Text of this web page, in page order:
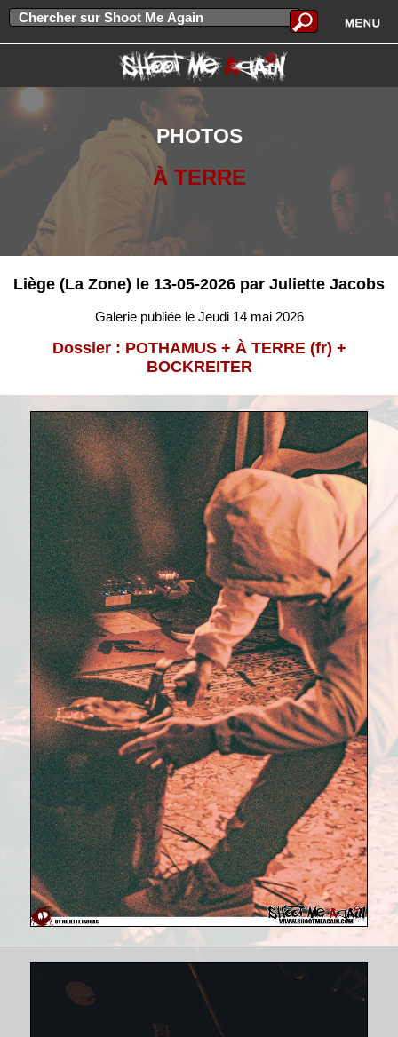
PHOTOS
À TERRE
Liège (La Zone) le 13-05-2026 par Juliette Jacobs
Galerie publiée le Jeudi 14 mai 2026
Dossier : POTHAMUS + À TERRE (fr) +
BOCKREITER